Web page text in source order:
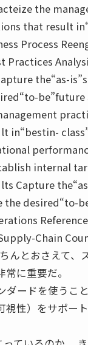
the
that result
Process
Practices
the“as-
be”future
in“bestin-
internal
Capture
the desired“to-
Chain
んとおさえて、
に重要だ。
ダードを使うこ
視性）をサポー